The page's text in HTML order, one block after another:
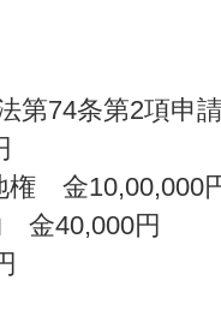
第74条第2項申
金40,000円